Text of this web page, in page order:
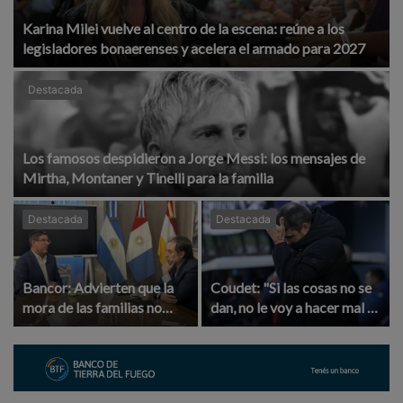
Karina Milei vuelve al centro de la escena: reúne a los
legisladores bonaerenses y acelera el armado para 2027
Destacada
Los famosos despidieron a Jorge Messi: los mensajes de
Mirtha, Montaner y Tinelli para la familia
Destacada
Bancor: Advierten que la
mora de las familias no
volvería a niveles normales
antes de un año
Destacada
Coudet: "Si las cosas no se
dan, no le voy a hacer mal a
River"